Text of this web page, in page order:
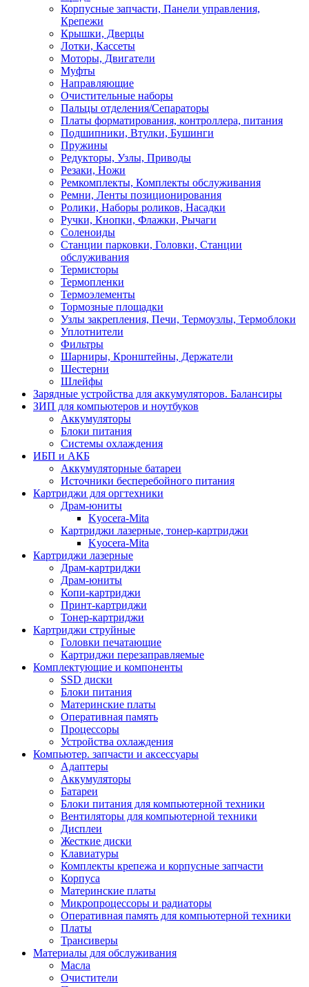
Корпусные запчасти, Панели управления,
Крепежи
Крышки, Дверцы
Лотки, Кассеты
Моторы, Двигатели
Муфты
Направляющие
Очистительные наборы
Пальцы отделения/Сепараторы
Платы форматирования, контроллера, питания
Подшипники, Втулки, Бушинги
Пружины
Редукторы, Узлы, Приводы
Резаки, Ножи
Ремкомплекты, Комплекты обслуживания
Ремни, Ленты позиционирования
Ролики, Наборы роликов, Насадки
Ручки, Кнопки, Флажки, Рычаги
Соленоиды
Станции парковки, Головки, Станции
обслуживания
Термисторы
Термопленки
Термоэлементы
Тормозные площадки
Узлы закрепления, Печи, Термоузлы, Термоблоки
Уплотнители
Фильтры
Шарниры, Кронштейны, Держатели
Шестерни
Шлейфы
Зарядные устройства для аккумуляторов. Балансиры
ЗИП для компьютеров и ноутбуков
Аккумуляторы
Блоки питания
Системы охлаждения
ИБП и АКБ
Аккумуляторные батареи
Источники бесперебойного питания
Картриджи для оргтехники
Драм-юниты
Kyocera-Mita
Картриджи лазерные, тонер-картриджи
Kyocera-Mita
Картриджи лазерные
Драм-картриджи
Драм-юниты
Копи-картриджи
Принт-картриджи
Тонер-картриджи
Картриджи струйные
Головки печатающие
Картриджи перезаправляемые
Комплектующие и компоненты
SSD диски
Блоки питания
Материнские платы
Оперативная память
Процессоры
Устройства охлаждения
Компьютер. запчасти и аксессуары
Адаптеры
Аккумуляторы
Батареи
Блоки питания для компьютерной техники
Вентиляторы для компьютерной техники
Дисплеи
Жесткие диски
Клавиатуры
Комплекты крепежа и корпусные запчасти
Корпуса
Материнские платы
Микропроцессоры и радиаторы
Оперативная память для компьютерной техники
Платы
Трансиверы
Материалы для обслуживания
Масла
Очистители